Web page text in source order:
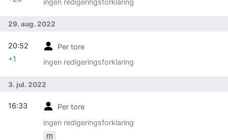
29. aug. 2022
Per tore
ingen redigeringsforklaring
20:52
+1
3. jul. 2022
Per tore
ingen redigeringsforklaring
m
16:33